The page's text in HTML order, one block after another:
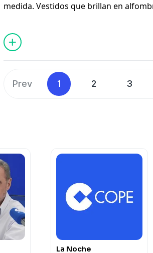
medida. Vestidos que brillan en
bodas de cuento. Glamour, elegancia
excelencia creativa. Nos vestimos de
de los grandes nombres de la moda:
de la moda a través de medios
fundamental al permitir que un
contenidos relacionados con el
Spain Gallery fundada por Paula
sección de BELLEZA ponemos el foco
Prev 1 2 3
La Noche